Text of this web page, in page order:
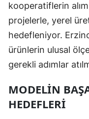
kooperatiflerin
projelerle, yerel
hedefleniyor.
ürünlerin ulusal
gerekli adımlar
MODELIN
HEDEFLERI